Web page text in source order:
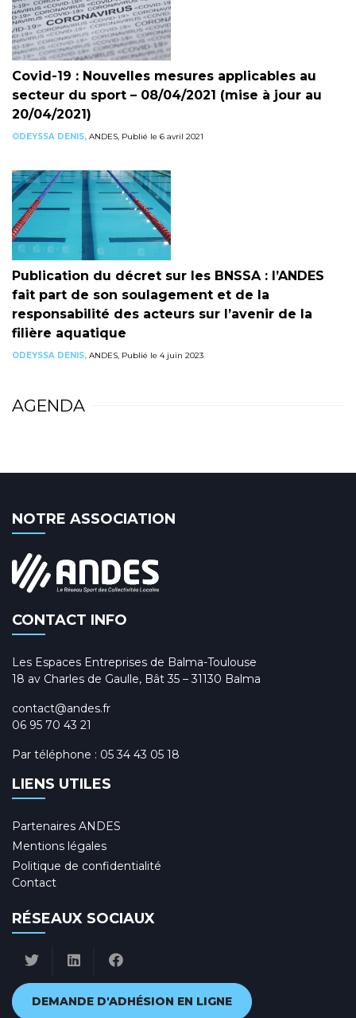
Covid-19 : Nouvelles mesures applicables au
secteur du sport – 08/04/2021 (mise à jour au
20/04/2021)
ODEYSSA DENIS, ANDES, Publié le 6 avril 2021
Publication du décret sur les BNSSA : l’ANDES
fait part de son soulagement et de la
responsabilité des acteurs sur l’avenir de la
filière aquatique
ODEYSSA DENIS, ANDES, Publié le 4 juin 2023
AGENDA
NOTRE ASSOCIATION
CONTACT INFO
Les Espaces Entreprises de Balma-Toulouse
18 av Charles de Gaulle, Bât 35 – 31130 Balma
contact@andes.fr
06 95 70 43 21
Par téléphone : 05 34 43 05 18
LIENS UTILES
Partenaires ANDES
Mentions légales
Politique de confidentialité
Contact
RÉSEAUX SOCIAUX
DEMANDE D'ADHÉSION EN LIGNE